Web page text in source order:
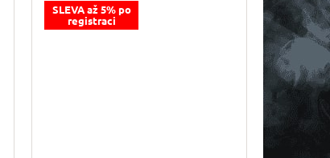
SLEVA až 5% po
registraci